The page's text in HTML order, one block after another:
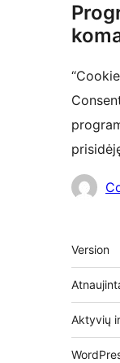
Autoriai
Version
Aktyvių